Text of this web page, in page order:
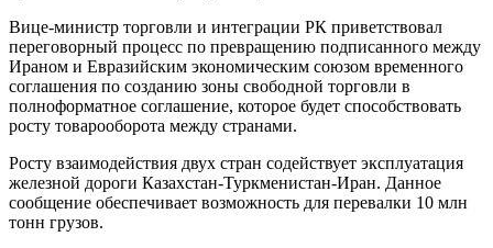
Вице-министр торговли и интеграции РК приветствовал
переговорный процесс по превращению подписанного между
Ираном и Евразийским экономическим союзом временного
соглашения по созданию зоны свободной торговли в
полноформатное соглашение, которое будет способствовать
росту товарооборота между странами.
Росту взаимодействия двух стран содействует эксплуатация
железной дороги Казахстан-Туркменистан-Иран. Данное
сообщение обеспечивает возможность для перевалки 10 млн
тонн грузов.